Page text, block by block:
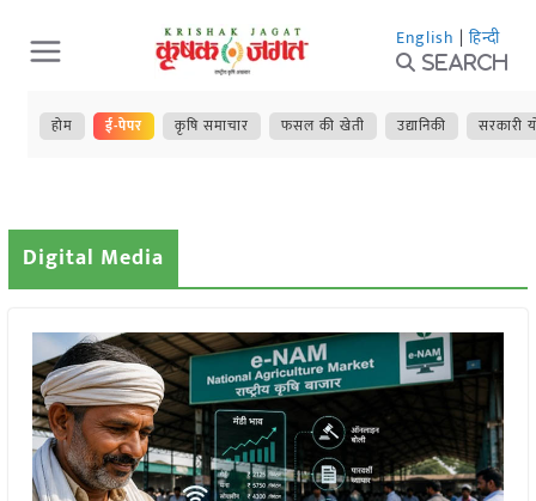
Skip
to
content
English | हिन्दी
Search
होम ई-पेपर कृषि समाचार फसल की खेती उद्यानिकी सरकारी
Digital Media